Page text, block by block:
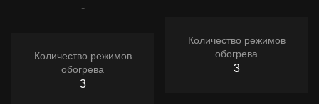
-
Количество режимов
обогрева
3
Количество режимов
обогрева
3